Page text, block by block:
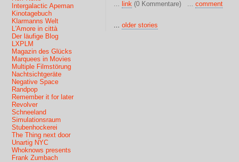
Intergalactic Apeman
Kinotagebuch
Klarmanns Welt
L'Amore in città
Der läufige Blog
LXPLM
Magazin des Glücks
Marquees in Movies
Multiple Filmstörung
Nachtsichtgeräte
Negative Space
Randpop
Remember it for later
Revolver
Schneeland
Simulationsraum
Stubenhockerei
The Thing next door
Unartig NYC
Whoknows presents
Frank Zumbach
... link (0 Kommentare) ... comment
... older stories